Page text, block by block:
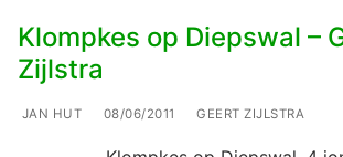
Klompkes op Diepswal –
Zijlstra
JAN HUT 08/06/2011 GEERT ZIJLSTRA